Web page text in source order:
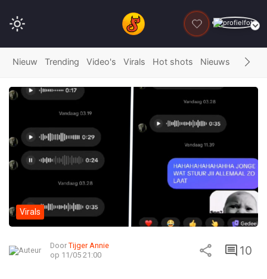
DONEER
Nieuw Trending Video's Virals Hot shots Nieuws Fails
Virals
Door Tijger Annie
op 11/05 21:00
10